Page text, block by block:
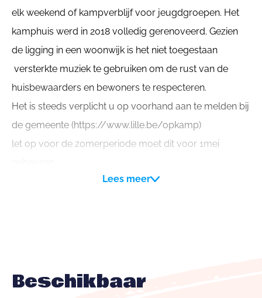
elk weekend of kampverblijf voor jeugdgroepen. Het
kamphuis werd in 2018 volledig gerenoveerd. Gezien
de ligging in een woonwijk is het niet toegestaan
versterkte muziek te gebruiken om de rust van de
huisbewaarders en bewoners te respecteren.
Het is steeds verplicht u op voorhand aan te melden bij
de gemeente (https://www.lille.be/opkamp)
let op voor de zomerperiode moet dit voor 1mei
Gelieven de huisbewaarder te contacteren op dit
Lees meer
Beschikbaar